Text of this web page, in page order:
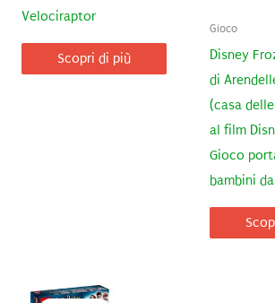
Velociraptor
Scopri di più
Gioco
Disney
di
(casa
al film
Gioco
bambini